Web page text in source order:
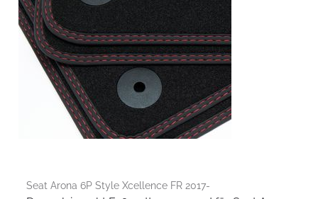
Seat Arona 6P Style Xcellence FR 2017-